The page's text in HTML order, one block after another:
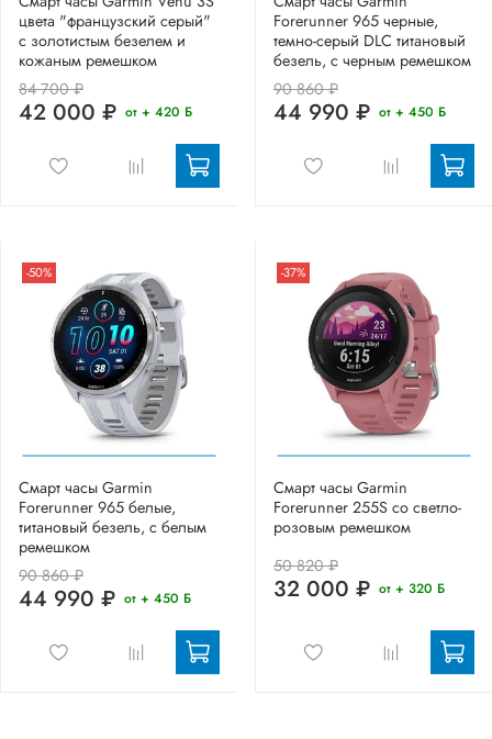
цвета "французский серый"
с золотистым безелем и
кожаным ремешком
84 700 ₽
42 000 ₽ от + 420 Б
Forerunner 965 черные,
темно-серый DLC титановый
безель, с черным ремешком
90 860 ₽
44 990 ₽ от + 450 Б
-50%
Смарт часы Garmin
Forerunner 965 белые,
титановый безель, с белым
ремешком
90 860 ₽
44 990 ₽ от + 450 Б
-37%
Смарт часы Garmin
Forerunner 255S со светло-
розовым ремешком
50 820 ₽
32 000 ₽ от + 320 Б